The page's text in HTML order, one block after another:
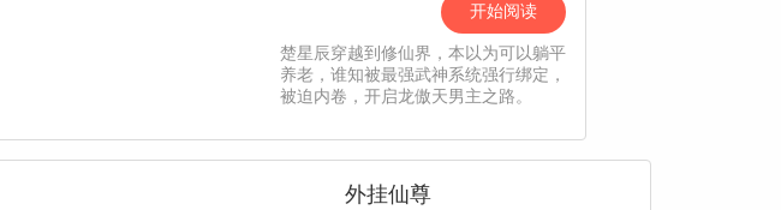
开始阅读
楚星辰穿越到修仙界，本以为可以躺平
养老，谁知被最强武神系统强行绑定，
被迫内卷，开启龙傲天男主之路。
外挂仙尊